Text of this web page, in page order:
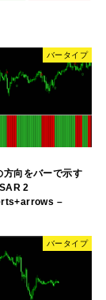
バータイプ
方向をバーで示す
2
–
バータイプ